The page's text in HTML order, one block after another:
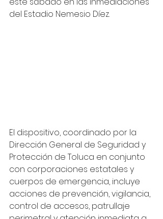
del Estadio Nemesio Díez.
El dispositivo, coordinado por la
Dirección General de Seguridad y
Protección de Toluca en conjunto
con corporaciones estatales y
cuerpos de emergencia, incluye
acciones de prevención, vigilancia,
control de accesos, patrullaje